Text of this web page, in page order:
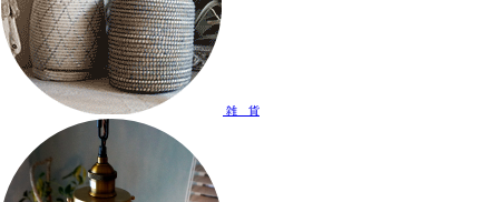
雑 貨